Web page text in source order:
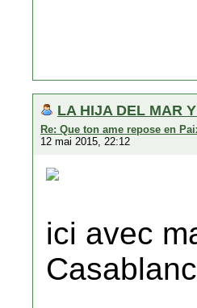
LA HIJA DEL MAR
Re: Que ton ame repose en
12 mai 2015, 22:12
ici avec